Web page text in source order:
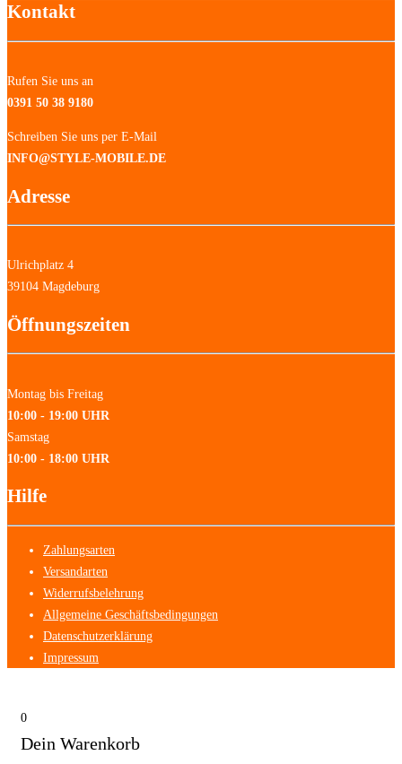
Kontakt
Rufen Sie uns an
0391 50 38 9180
Schreiben Sie uns per E-Mail
INFO@STYLE-MOBILE.DE
Adresse
Ulrichplatz 4
39104 Magdeburg
Öffnungszeiten
Montag bis Freitag
10:00 - 19:00 UHR
Samstag
10:00 - 18:00 UHR
Hilfe
Zahlungsarten
Versandarten
Widerrufsbelehrung
Allgemeine Geschäftsbedingungen
Datenschutzerklärung
Impressum
0
Dein Warenkorb